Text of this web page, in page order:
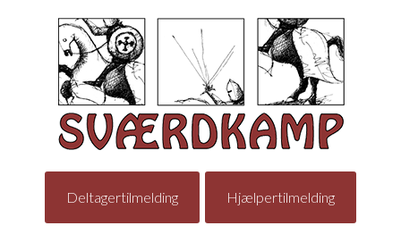
Deltagertilmelding Hjælpertilmelding